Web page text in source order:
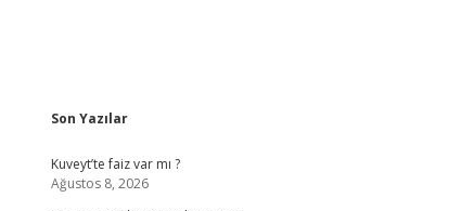
Sidebar
Son Yazılar
Kuveyt’te faiz var mı ?
Ağustos 8, 2026